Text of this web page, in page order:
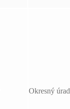
Okresný úrad